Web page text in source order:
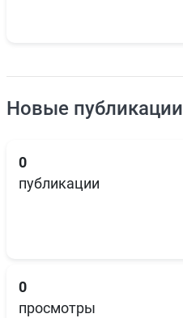
Новые публикации
0
публикации
0
просмотры